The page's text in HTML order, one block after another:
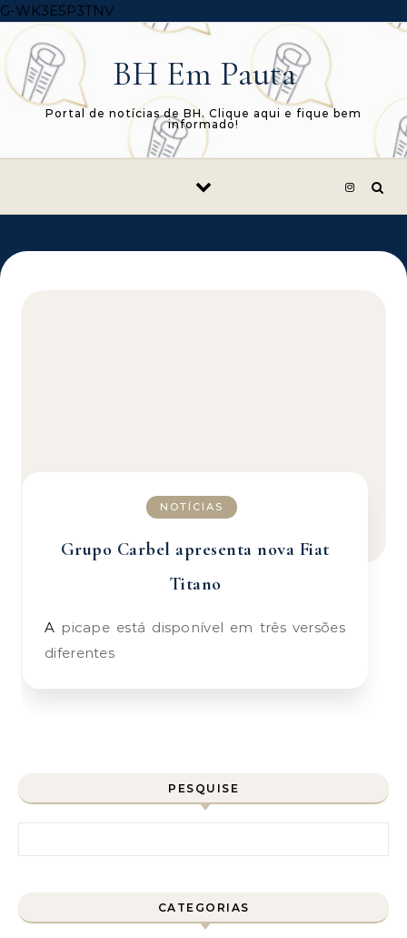
G-WK3E5P3TNVSkip to content
BH Em Pauta
Portal de notícias de BH. Clique aqui e fique bem
informado!
NOTÍCIAS
Grupo Carbel apresenta nova Fiat
Titano
A picape está disponível em três versões
diferentes
PESQUISE
CATEGORIAS